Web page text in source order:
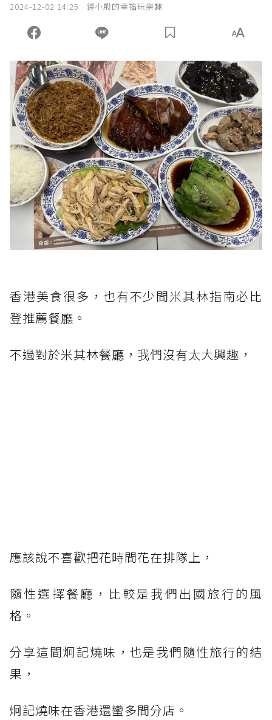
2024-12-02 14:25 鍾小殷的幸福玩樂趣
香港美食很多，也有不少間米其林指南必比
登推薦餐廳。
不過對於米其林餐廳，我們沒有太大興趣，
應該說不喜歡把花時間花在排隊上，
隨性選擇餐廳，比較是我們出國旅行的風
格。
分享這間炯記燒味，也是我們隨性旅行的結
果，
炯記燒味在香港還蠻多間分店。